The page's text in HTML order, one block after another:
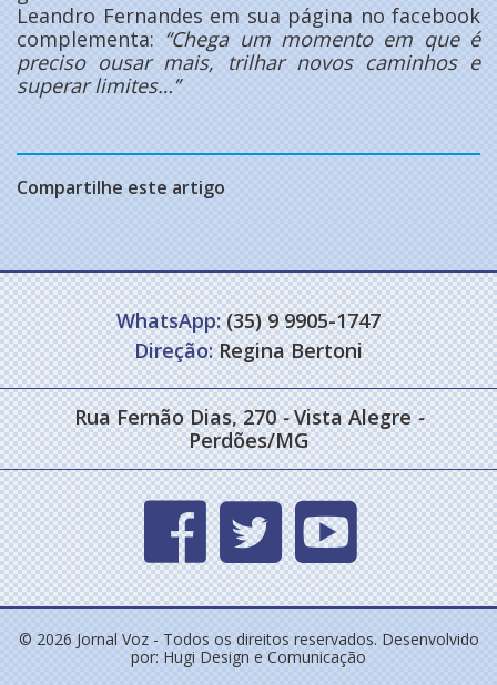
Leandro Fernandes em sua página no facebook
complementa: ‘‘Chega um momento em que é
preciso ousar mais, trilhar novos caminhos e
superar limites…’’
Compartilhe este artigo
WhatsApp:(35) 9 9905-1747
Direção:Regina Bertoni
Rua Fernão Dias, 270- Vista Alegre-
Perdões/MG
© 2026 Jornal Voz - Todos os direitos reservados. Desenvolvido
por: Hugi Design e Comunicação